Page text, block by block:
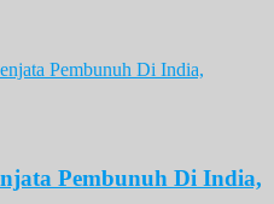
Pembunuh Di India,